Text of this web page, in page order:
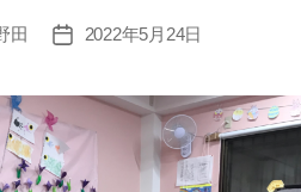
田
投
2022年5月24日